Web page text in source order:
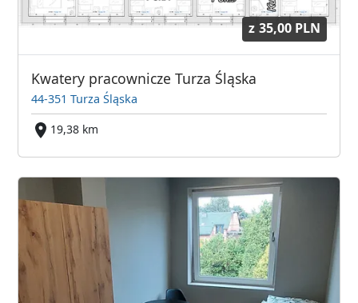
z 35,00 PLN
Kwatery pracownicze Turza Śląska
44-351 Turza Śląska
19,38 km